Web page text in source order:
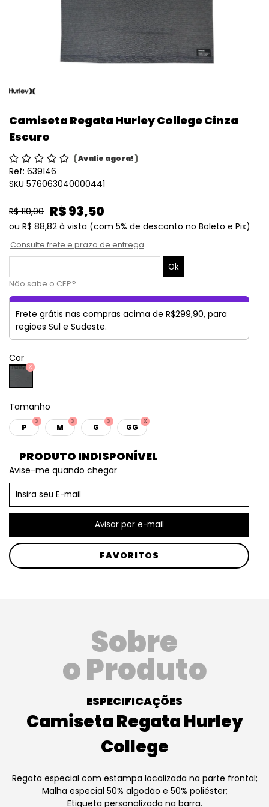
Camiseta Regata Hurley College Cinza
Escuro
(Avalie agora!)
Ref: 639146
SKU 576063040000441
R$ 110,00 R$ 93,50
ou R$ 88,82 à vista (com 5% de desconto no Boleto e Pix)
Consulte frete e prazo de entrega
Não sabe o CEP?
Frete grátis nas compras acima de R$299,90, para
regiões Sul e Sudeste.
Cor
Tamanho
P M G GG
PRODUTO INDISPONÍVEL
Avise-me quando chegar
FAVORITOS
Sobre
o Produto
ESPECIFICAÇÕES
Camiseta Regata Hurley
College
Regata especial com estampa localizada na parte frontal;
Malha especial 50% algodão e 50% poliéster;
Etiqueta personalizada na barra.